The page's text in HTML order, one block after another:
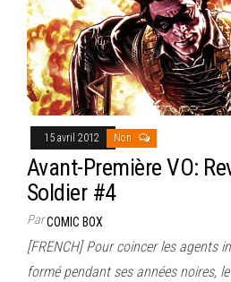
15 avril 2012 Non
Avant-Première VO:
Soldier #4
ParCOMIC BOX
[FRENCH] Pour coincer les agents
formé pendant ses années noires,